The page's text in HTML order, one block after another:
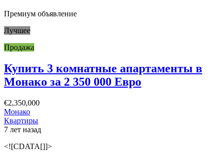
Премиум объявление
Лучшее
Продажа
Купить 3 комнатные апартаменты в
Монако за 2 350 000 Евро
€2,350,000
Монако
Квартиры
7 лет назад
<![CDATA[]]>